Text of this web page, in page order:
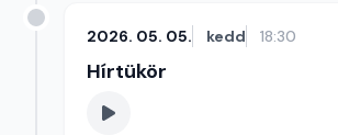
2026. 05. 05. kedd 18:30
Hírtükör